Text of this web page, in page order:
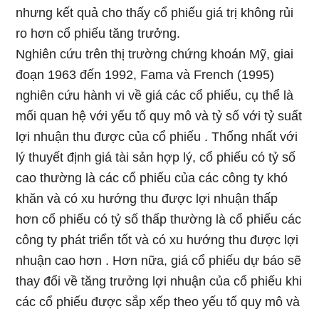
nhưng kết quả cho thấy cổ phiếu giá trị không rủi
ro hơn cổ phiếu tăng trưởng.
Nghiên cứu trên thị trường chứng khoán Mỹ, giai
đoạn 1963 đến 1992, Fama và French (1995)
nghiên cứu hành vi về giá các cổ phiếu, cụ thể là
mối quan hệ với yếu tố quy mô và tỷ số với tỷ suất
lợi nhuận thu được của cổ phiếu . Thống nhất với
lý thuyết định giá tài sản hợp lý, cổ phiếu có tỷ số
cao thường là các cổ phiếu của các công ty khó
khăn và có xu hướng thu được lợi nhuận thấp
hơn cổ phiếu có tỷ số thấp thường là cổ phiếu các
công ty phát triển tốt và có xu hướng thu được lợi
nhuận cao hơn . Hơn nữa, giá cổ phiếu dự báo sẽ
thay đổi về tăng trưởng lợi nhuận của cổ phiếu khi
các cổ phiếu được sắp xếp theo yếu tố quy mô và